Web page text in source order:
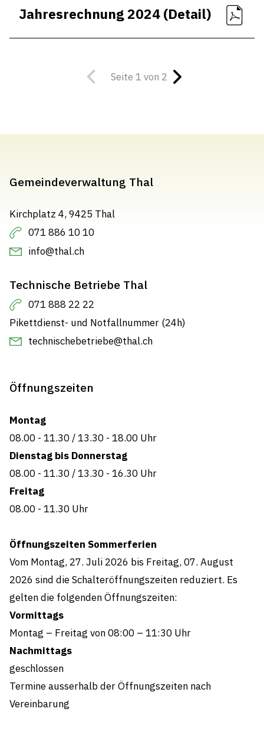
Jahresrechnung 2024 (Detail)
Seite 1 von 2
Gemeindeverwaltung Thal
Kirchplatz 4, 9425 Thal
071 886 10 10
info@thal.ch
Technische Betriebe Thal
071 888 22 22
Pikettdienst- und Notfallnummer (24h)
technischebetriebe@thal.ch
Öffnungszeiten
Montag
08.00 - 11.30/13.30 - 18.00 Uhr
Dienstag bis Donnerstag
08.00 - 11.30/13.30 - 16.30 Uhr
Freitag
08.00 - 11.30 Uhr
Öffnungszeiten Sommerferien
Vom Montag, 27. Juli 2026 bis Freitag, 07. August
2026 sind die Schalteröffnungszeiten reduziert. Es
gelten die folgenden Öffnungszeiten:
Vormittags
Montag – Freitag von 08:00 – 11:30 Uhr
Nachmittags
geschlossen
Termine ausserhalb der Öffnungszeiten nach
Vereinbarung